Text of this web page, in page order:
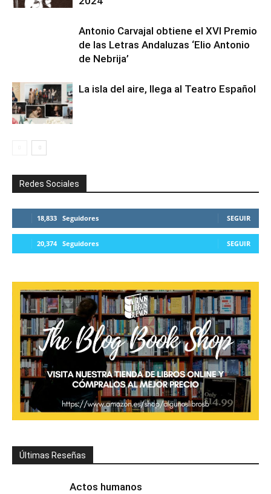
Antonio Carvajal obtiene el XVI Premio
de las Letras Andaluzas ‘Elio Antonio
de Nebrija’
La isla del aire, llega al Teatro Español
Redes Sociales
18,833 Seguidores SEGUIR
20,374 Seguidores SEGUIR
Últimas Reseñas
Actos humanos